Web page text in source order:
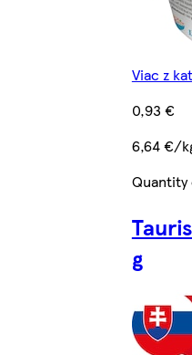
Viac z
0,93 €
6,64 €/
g